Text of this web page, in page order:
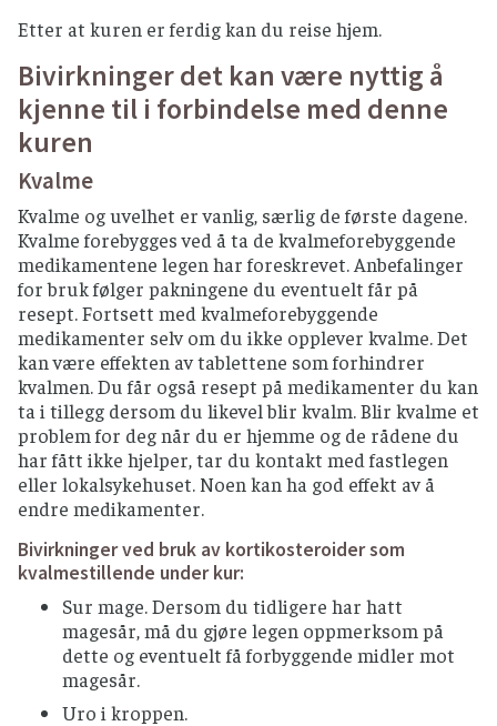
Etter at kuren er ferdig kan du reise hjem.
Bivirkninger det kan være nyttig å
kjenne til i forbindelse med denne
kuren
Kvalme
Kvalme og uvelhet er vanlig, særlig de første dagene.
Kvalme forebygges ved å ta de kvalmeforebyggende
medikamentene legen har foreskrevet. Anbefalinger
for bruk følger pakningene du eventuelt får på
resept. Fortsett med kvalmeforebyggende
medikamenter selv om du ikke opplever kvalme. Det
kan være effekten av tablettene som forhindrer
kvalmen. Du får også resept på medikamenter du kan
ta i tillegg dersom du likevel blir kvalm. Blir kvalme et
problem for deg når du er hjemme og de rådene du
har fått ikke hjelper, tar du kontakt med fastlegen
eller lokalsykehuset. Noen kan ha god effekt av å
endre medikamenter.
Bivirkninger ved bruk av kortikosteroider som
kvalmestillende under kur:
Sur mage. Dersom du tidligere har hatt
magesår, må du gjøre legen oppmerksom på
dette og eventuelt få forbyggende midler mot
magesår.
Uro i kroppen.